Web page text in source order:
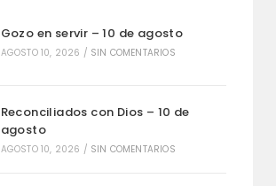
Gozo en servir – 10 de agosto
AGOSTO 10, 2026 / SIN COMENTARIOS
Reconciliados con Dios – 10 de
agosto
AGOSTO 10, 2026 / SIN COMENTARIOS